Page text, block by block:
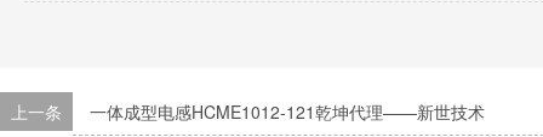
上一条
一体成型电感HCME1012-121乾坤代理——新世技术